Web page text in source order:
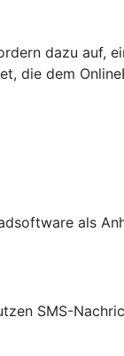
dazu auf,
die dem
als
SMS-